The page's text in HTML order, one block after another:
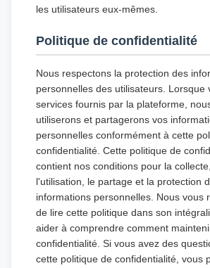
les utilisateurs eux-mêmes.
Politique de confidentialité
Nous respectons la protection des
personnelles des utilisateurs. Lorsque
services fournis par la plateforme,
utiliserons et partagerons vos
personnelles conformément à cette
confidentialité. Cette politique de
contient nos conditions pour la
l'utilisation, le partage et la protection
informations personnelles. Nous vous
de lire cette politique dans son
aider à comprendre comment
confidentialité. Si vous avez des
cette politique de confidentialité, vous